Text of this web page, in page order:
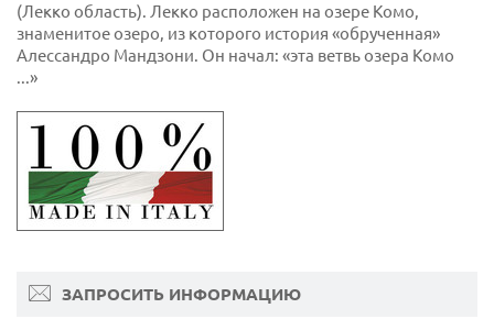
(Лекко область). Лекко расположен на озере Комо,
знаменитое озеро, из которого история «обрученная»
Алессандро Мандзони. Он начал: «эта ветвь озера Комо
...»
ЗАПРОСИТЬ ИНФОРМАЦИЮ